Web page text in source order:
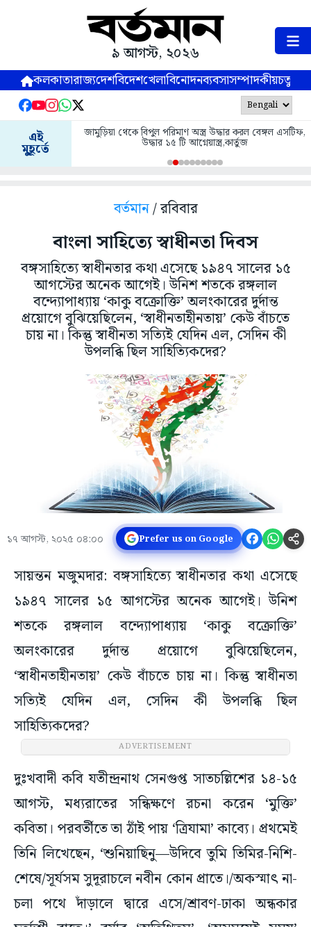
৯ আগস্ট, ২০২৬
কলকাতারাজ্যদেশবিদেশখেলাবিনোদনব্যবসাসম্পাদকীয়
এই
মুহূর্তে
জামুড়িয়া থেকে বিপুল পরিমাণ অস্ত্র উদ্ধার করল বেঙ্গল এসটিফ,
উদ্ধার ১৫ টি আগ্নেয়াস্ত্র,কার্তুজ
বর্তমান/ রবিবার
বাংলা সাহিত্যে স্বাধীনতা দিবস
বঙ্গসাহিত্যে স্বাধীনতার কথা এসেছে ১৯৪৭ সালের ১৫
আগস্টের অনেক আগেই। উনিশ শতকে রঙ্গলাল
বন্দ্যোপাধ্যায় ‘কাকু বক্রোক্তি’ অলংকারের দুর্দান্ত
প্রয়োগে বুঝিয়েছিলেন, ‘স্বাধীনতাহীনতায়’ কেউ বাঁচতে
চায় না। কিন্তু স্বাধীনতা সত্যিই যেদিন এল, সেদিন কী
উপলব্ধি ছিল সাহিত্যিকদের?
১৭ আগস্ট, ২০২৫ ০৪:০০ Prefer us on Google
সায়ন্তন মজুমদার: বঙ্গসাহিত্যে স্বাধীনতার কথা এসেছে
১৯৪৭ সালের ১৫ আগস্টের অনেক আগেই। উনিশ
শতকে রঙ্গলাল বন্দ্যোপাধ্যায় ‘কাকু বক্রোক্তি’
অলংকারের দুর্দান্ত প্রয়োগে বুঝিয়েছিলেন,
‘স্বাধীনতাহীনতায়’ কেউ বাঁচতে চায় না। কিন্তু স্বাধীনতা
সত্যিই যেদিন এল, সেদিন কী উপলব্ধি ছিল
সাহিত্যিকদের?
দুঃখবাদী কবি যতীন্দ্রনাথ সেনগুপ্ত সাতচল্লিশের ১৪-১৫
আগস্ট, মধ্যরাতের সন্ধিক্ষণে রচনা করেন ‘মুক্তি’
কবিতা। পরবর্তীতে তা ঠাঁই পায় ‘ত্রিযামা’ কাব্যে। প্রথমেই
তিনি লিখেছেন, ‘শুনিয়াছিনু—উদিবে তুমি তিমির-নিশি-
শেষে/সূর্যসম সুদূরাচলে নবীন কোন প্রাতে।/অকস্মাৎ না-
চলা পথে দাঁড়ালে দ্বারে এসে/শ্রাবণ-ঢাকা অন্ধকার
চতুর্দশী রাতে।’ বর্ষার ‘অতিথিতম’, ‘অসময়েই সময়’